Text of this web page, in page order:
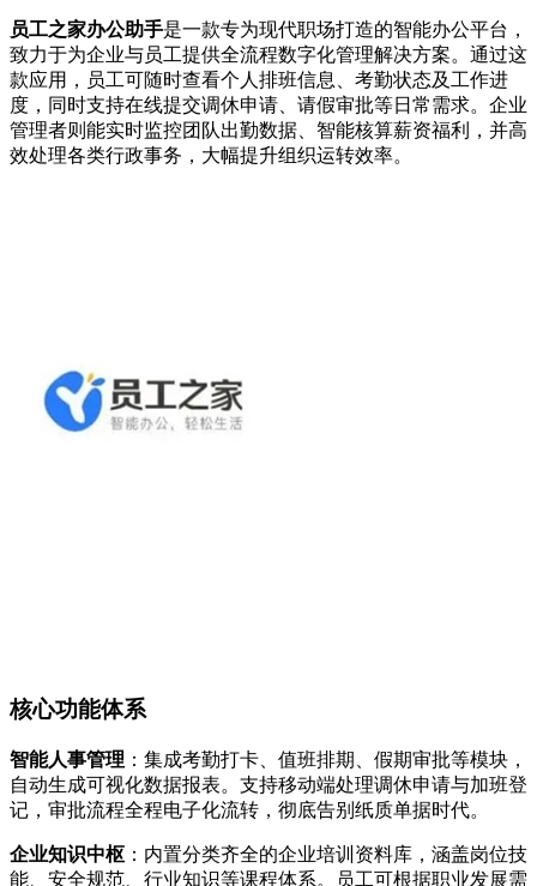
员工之家办公助手是一款专为现代职场打造的智能办公平台，
致力于为企业与员工提供全流程数字化管理解决方案。通过这
款应用，员工可随时查看个人排班信息、考勤状态及工作进
度，同时支持在线提交调休申请、请假审批等日常需求。企业
管理者则能实时监控团队出勤数据、智能核算薪资福利，并高
效处理各类行政事务，大幅提升组织运转效率。
核心功能体系
智能人事管理 ：集成考勤打卡、值班排期、假期审批等模块，
自动生成可视化数据报表。支持移动端处理调休申请与加班登
记，审批流程全程电子化流转，彻底告别纸质单据时代。
企业知识中枢 ：内置分类齐全的企业培训资料库，涵盖岗位技
能、安全规范、行业知识等课程体系。员工可根据职业发展需